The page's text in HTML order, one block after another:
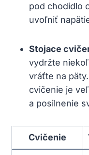
pod chodidlo
uvoľniť
Stojace
vydržte
vráťte na
cvičenie je
a posilnenie
Cvičenie